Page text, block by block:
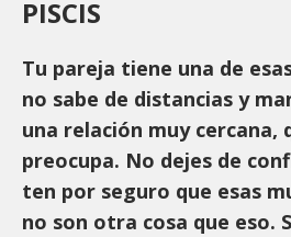
PISCIS
Tu pareja tiene una de
no sabe de distancias y
una relación muy cercana,
preocupa. No dejes de
ten por seguro que esas
no son otra cosa que eso.